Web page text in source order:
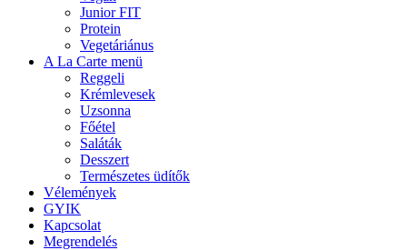
Junior FIT
Protein
Vegetáriánus
A La Carte menü
Reggeli
Krémlevesek
Uzsonna
Főétel
Saláták
Desszert
Természetes üdítők
Vélemények
GYIK
Kapcsolat
Megrendelés